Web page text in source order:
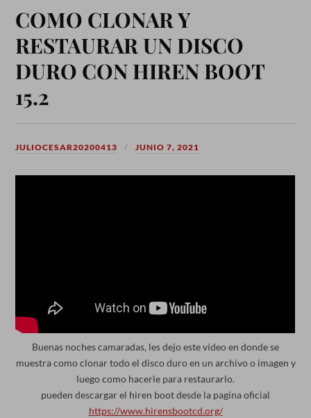
COMO CLONAR Y
RESTAURAR UN DISCO
DURO CON HIREN BOOT
15.2
JULIOCESAR20200413 JUNIO 7, 2021
Buenas noches camaradas, les dejo este vídeo en donde se
muestra como clonar todo el disco duro en un archivo o imagen y
luego como hacerle para restaurarlo.
pueden descargar el hiren boot desde la pagina oficial
https://www.hirensbootcd.org/